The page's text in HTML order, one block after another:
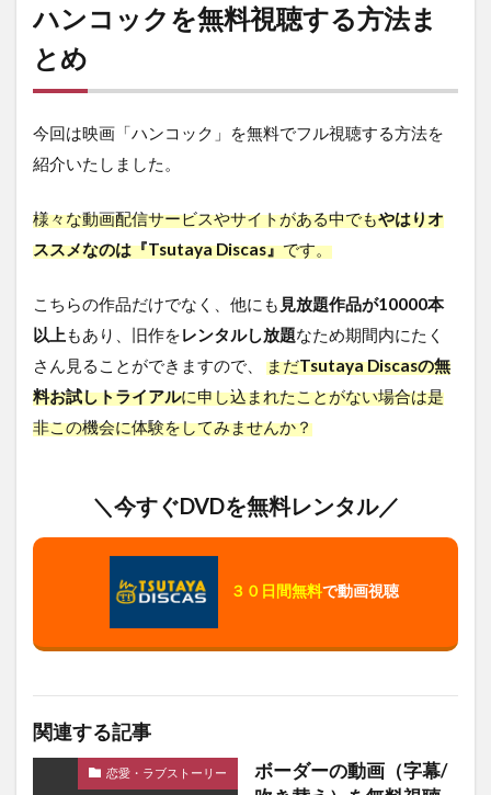
ハンコックを無料視聴する方法ま
とめ
今回は映画「ハンコック」を無料でフル視聴する方法を
紹介いたしました。
様々な動画配信サービスやサイトがある中でもやはりオ
ススメなのは『Tsutaya Discas』です。
こちらの作品だけでなく、他にも 見放題作品が10000本
以上もあり、旧作をレンタルし放題なため期間内にたく
さん見ることができますので、 まだTsutaya Discasの無
料お試しトライアルに申し込まれたことがない場合は是
非この機会に体験をしてみませんか？
＼今すぐDVDを無料レンタル／
３０日間無料で動画視聴
関連する記事
恋愛・ラブストーリー
ボーダーの動画（字幕/